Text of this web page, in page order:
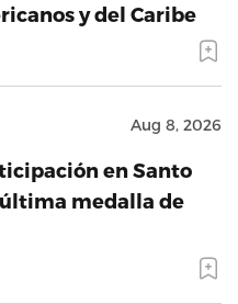
y del Caribe
Aug 8, 2026
en Santo
medalla de